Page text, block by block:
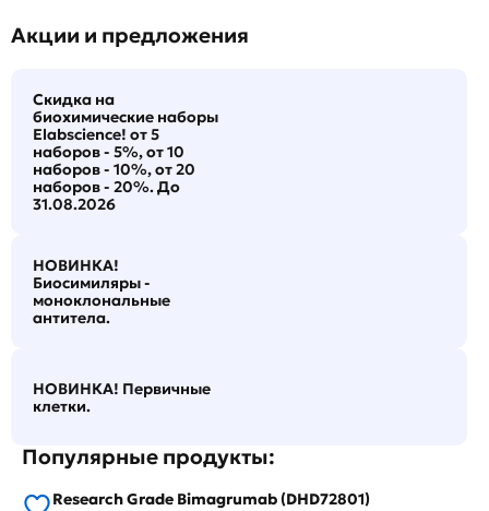
Акции и предложения
Скидка на
биохимические наборы
Elabscience! от 5
наборов - 5%, от 10
наборов - 10%, от 20
наборов - 20%. До
31.08.2026
НОВИНКА!
Биосимиляры -
моноклональные
антитела.
НОВИНКА! Первичные
клетки.
Популярные продукты:
Research Grade Bimagrumab (DHD72801)